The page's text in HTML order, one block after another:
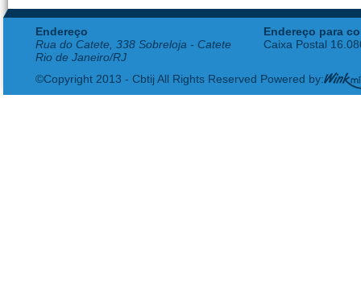
Endereço
Rua do Catete, 338 Sobreloja - Catete
Rio de Janeiro/RJ
Endereço para
Caixa Postal
©Copyright 2013 - Cbtij All Rights Reserved Powered by: